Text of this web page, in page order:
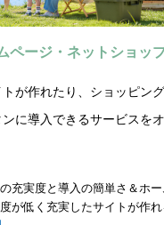
ページ・ネットショッ
が作れたり、ショッピン
に導入できるサービスを
充実度と導入の簡単さ＆ホ
が低く充実したサイトが作